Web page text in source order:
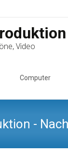
Video
Computer
-